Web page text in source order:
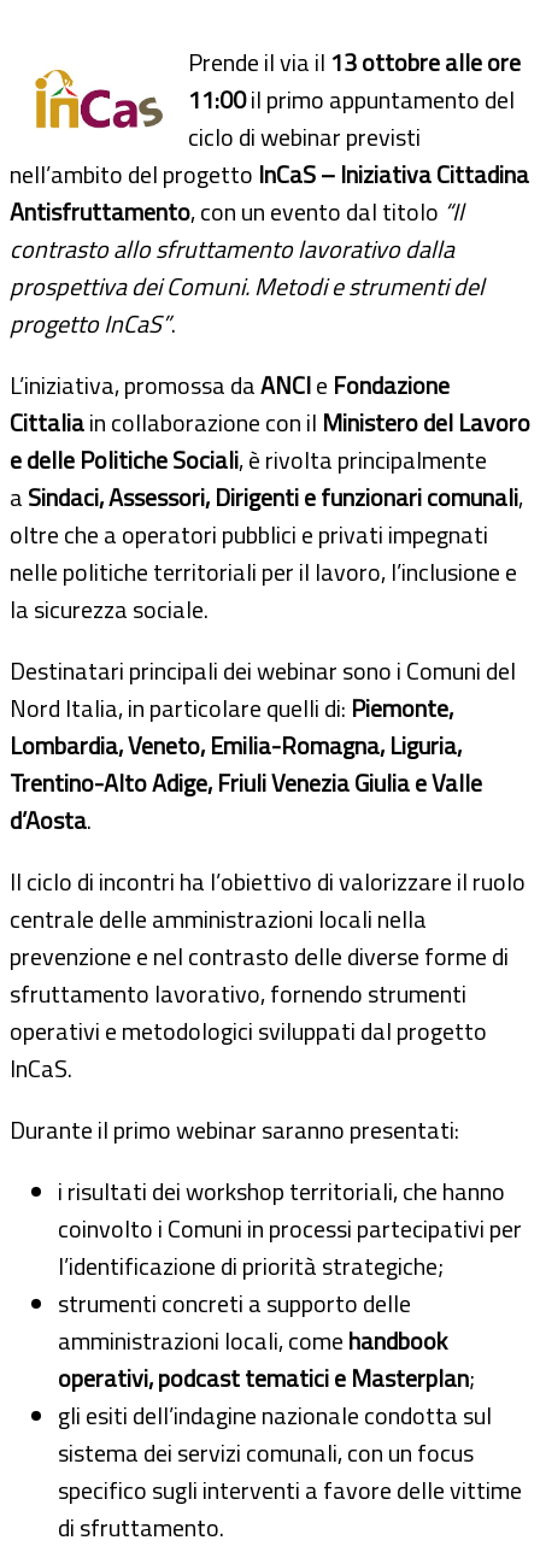
Prende il via il 13 ottobre alle ore
11:00il primo appuntamento del
ciclo di webinar previsti
nell’ambito del progetto InCaS – Iniziativa Cittadina
Antisfruttamento, con un evento dal titolo “Il
contrasto allo sfruttamento lavorativo dalla
prospettiva dei Comuni. Metodi e strumenti del
progetto InCaS”.
L’iniziativa, promossa daANCIe Fondazione
Cittaliain collaborazione con il Ministero del Lavoro
e delle Politiche Sociali, è rivolta principalmente
aSindaci, Assessori, Dirigenti e funzionari comunali,
oltre che a operatori pubblici e privati impegnati
nelle politiche territoriali per il lavoro, l’inclusione e
la sicurezza sociale.
Destinatari principali dei webinar sono i Comuni del
Nord Italia, in particolare quelli di: Piemonte,
Lombardia, Veneto, Emilia-Romagna, Liguria,
Trentino-Alto Adige, Friuli Venezia Giulia e Valle
d’Aosta.
Il ciclo di incontri ha l’obiettivo di valorizzare il ruolo
centrale delle amministrazioni locali nella
prevenzione e nel contrasto delle diverse forme di
sfruttamento lavorativo, fornendo strumenti
operativi e metodologici sviluppati dal progetto
InCaS.
Durante il primo webinar saranno presentati:
i risultati dei workshop territoriali, che hanno
coinvolto i Comuni in processi partecipativi per
l’identificazione di priorità strategiche;
strumenti concreti a supporto delle
amministrazioni locali, comehandbook
operativi, podcast tematici e Masterplan;
gli esiti dell’indagine nazionale condotta sul
sistema dei servizi comunali, con un focus
specifico sugli interventi a favore delle vittime
di sfruttamento.